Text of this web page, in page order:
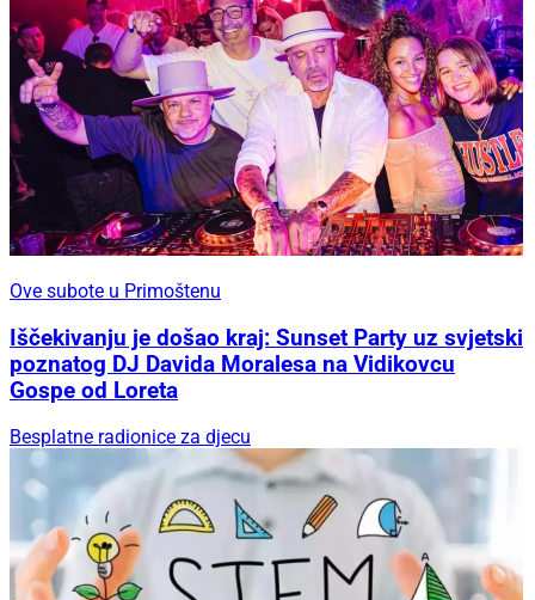
Ove subote u Primoštenu
Iščekivanju je došao kraj: Sunset Party uz svjetski
poznatog DJ Davida Moralesa na Vidikovcu
Gospe od Loreta
Besplatne radionice za djecu